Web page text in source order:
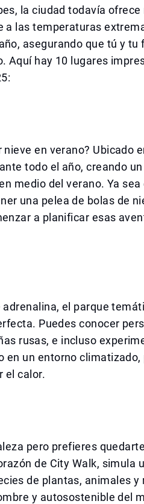
la ciudad todavía
las temperaturas
asegurando que tú y tu
Aquí hay 10 lugares
en verano? Ubicado
todo el año, creando
medio del verano. Ya sea
una pelea de bolas de
a planificar esas
el parque
Puedes conocer
rusas, e incluso
en un entorno climatizado,
el calor.
pero prefieres
de City Walk, simula
de plantas, animales y
y autosostenible del